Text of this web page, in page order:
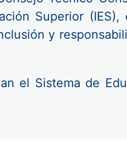
Superior (IES),
y
el Sistema de